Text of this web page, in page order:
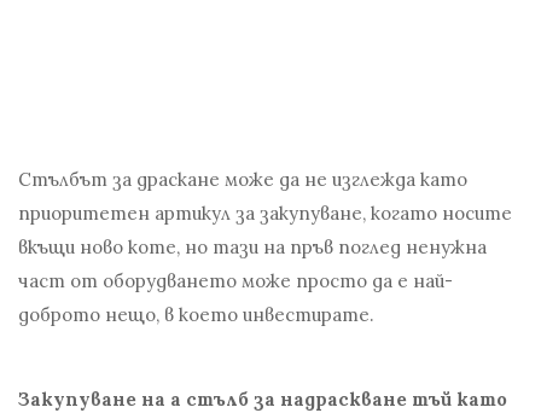
Стълбът за драскане може да не изглежда като
приоритетен артикул за закупуване, когато носите
вкъщи ново коте, но тази на пръв поглед ненужна
част от оборудването може просто да е най-
доброто нещо, в което инвестирате.
Закупуване на a стълб за надраскване тъй като